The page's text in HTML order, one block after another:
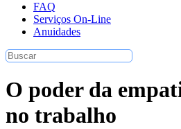
FAQ
Serviços On-Line
Anuidades
O poder da
no trabalho